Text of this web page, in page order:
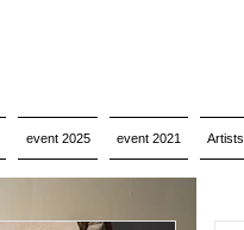
event 2025 event 2021 Artists